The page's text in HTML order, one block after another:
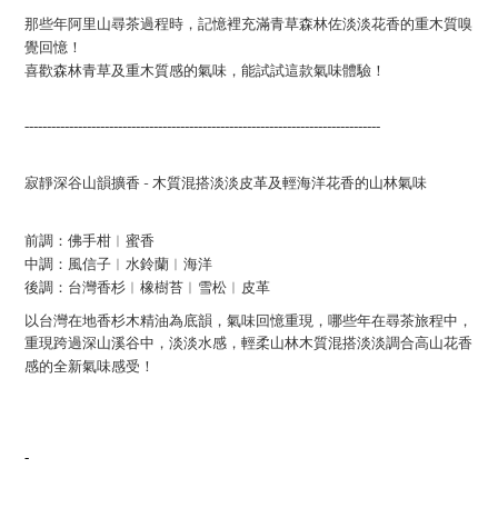
那些年阿里山尋茶過程時，記憶裡充滿青草森林佐淡淡花香的重木質嗅
覺回憶！
喜歡森林青草及重木質感的氣味，能試試這款氣味體驗！
--------------------------------------------------------------------------------
寂靜深谷山韻擴香 - 木質混搭淡淡皮革及輕海洋花香的山林氣味
前調：佛手柑︱蜜香
中調：風信子︱水鈴蘭︱海洋
後調：台灣香杉︱橡樹苔︱雪松︱皮革
以台灣在地香杉木精油為底韻，氣味回憶重現，哪些年在尋茶旅程中，
重現跨過深山溪谷中，淡淡水感，輕柔山林木質混搭淡淡調合高山花香
感的全新氣味感受！
-